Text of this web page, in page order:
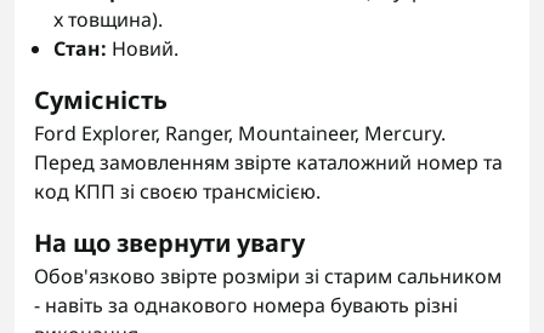
x товщина).
Стан: Новий.
Сумісність
Ford Explorer, Ranger, Mountaineer, Mercury.
Перед замовленням звірте каталожний номер та
код КПП зі своєю трансмісією.
На що звернути увагу
Обов'язково звірте розміри зі старим сальником
- навіть за однакового номера бувають різні